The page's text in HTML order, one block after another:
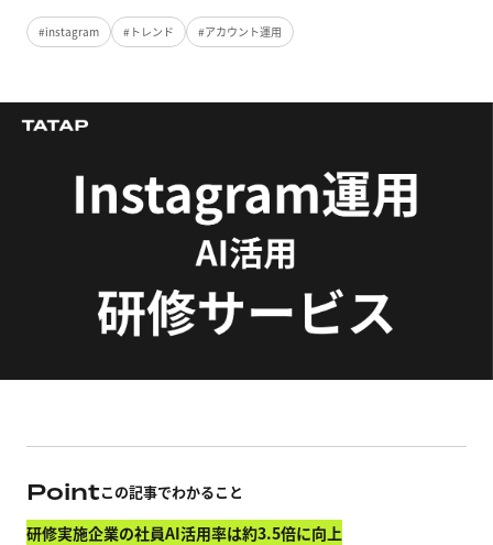
instagram トレンド アカウント運用
Pointこの記事でわかること
研修実施企業の社員AI活用率は約3.5倍に向上